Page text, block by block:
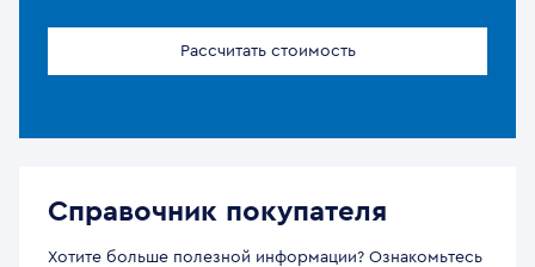
Рассчитать стоимость
Справочник покупателя
Хотите больше полезной информации? Ознакомьтесь